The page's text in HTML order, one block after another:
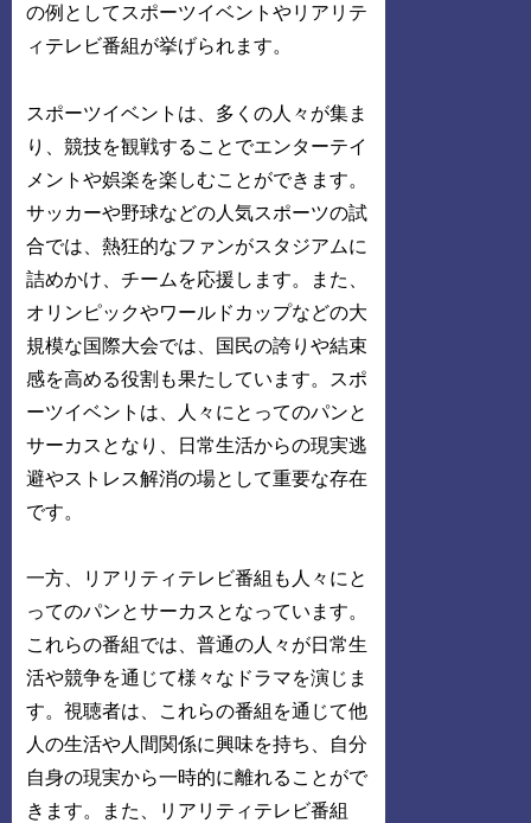
の例としてスポーツイベントやリアリテ
ィテレビ番組が挙げられます。
スポーツイベントは、多くの人々が集ま
り、競技を観戦することでエンターテイ
メントや娯楽を楽しむことができます。
サッカーや野球などの人気スポーツの試
合では、熱狂的なファンがスタジアムに
詰めかけ、チームを応援します。また、
オリンピックやワールドカップなどの大
規模な国際大会では、国民の誇りや結束
感を高める役割も果たしています。スポ
ーツイベントは、人々にとってのパンと
サーカスとなり、日常生活からの現実逃
避やストレス解消の場として重要な存在
です。
一方、リアリティテレビ番組も人々にと
ってのパンとサーカスとなっています。
これらの番組では、普通の人々が日常生
活や競争を通じて様々なドラマを演じま
す。視聴者は、これらの番組を通じて他
人の生活や人間関係に興味を持ち、自分
自身の現実から一時的に離れることがで
きます。また、リアリティテレビ番組